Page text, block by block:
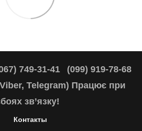
749-31-41
(099) 919-78-68
Telegram) Працює при
зв’язку!
Контакты